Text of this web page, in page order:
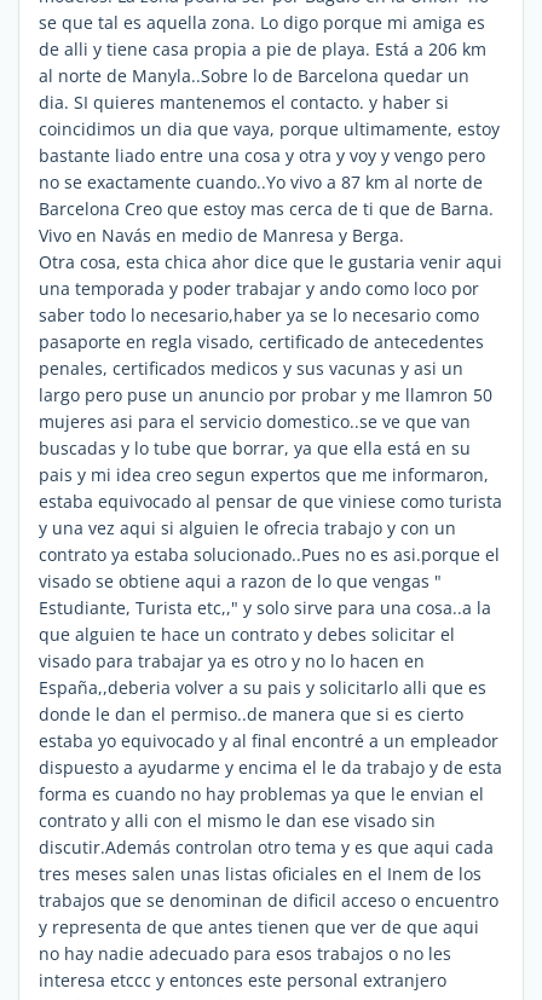
se que tal es aquella zona. Lo digo porque mi amiga es
de alli y tiene casa propia a pie de playa. Está a 206 km
al norte de Manyla..Sobre lo de Barcelona quedar un
dia. SI quieres mantenemos el contacto. y haber si
coincidimos un dia que vaya, porque ultimamente, estoy
bastante liado entre una cosa y otra y voy y vengo pero
no se exactamente cuando..Yo vivo a 87 km al norte de
Barcelona Creo que estoy mas cerca de ti que de Barna.
Vivo en Navás en medio de Manresa y Berga.
Otra cosa, esta chica ahor dice que le gustaria venir aqui
una temporada y poder trabajar y ando como loco por
saber todo lo necesario,haber ya se lo necesario como
pasaporte en regla visado, certificado de antecedentes
penales, certificados medicos y sus vacunas y asi un
largo pero puse un anuncio por probar y me llamron 50
mujeres asi para el servicio domestico..se ve que van
buscadas y lo tube que borrar, ya que ella está en su
pais y mi idea creo segun expertos que me informaron,
estaba equivocado al pensar de que viniese como turista
y una vez aqui si alguien le ofrecia trabajo y con un
contrato ya estaba solucionado..Pues no es asi.porque el
visado se obtiene aqui a razon de lo que vengas "
Estudiante, Turista etc,," y solo sirve para una cosa..a la
que alguien te hace un contrato y debes solicitar el
visado para trabajar ya es otro y no lo hacen en
España,,deberia volver a su pais y solicitarlo alli que es
donde le dan el permiso..de manera que si es cierto
estaba yo equivocado y al final encontré a un empleador
dispuesto a ayudarme y encima el le da trabajo y de esta
forma es cuando no hay problemas ya que le envian el
contrato y alli con el mismo le dan ese visado sin
discutir.Además controlan otro tema y es que aqui cada
tres meses salen unas listas oficiales en el Inem de los
trabajos que se denominan de dificil acceso o encuentro
y representa de que antes tienen que ver de que aqui
no hay nadie adecuado para esos trabajos o no les
interesa etccc y entonces este personal extranjero